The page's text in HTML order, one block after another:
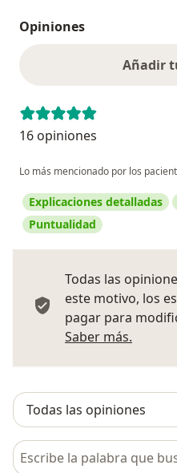
Opiniones
Añadir
16 opiniones
Lo más mencionado por los
Explicaciones detalladas
Puntualidad
Todas las
este motivo, los
pagar para
Saber más.
Busca en opiniones